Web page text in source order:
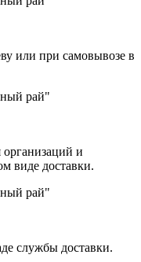
или при самовывозе в
и
виде доставки.
службы доставки.